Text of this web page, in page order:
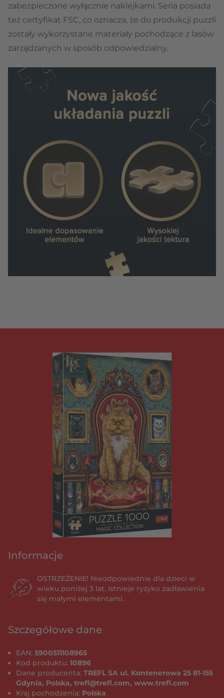
zabezpieczone wyłącznie naklejkami. Seria posiada
też certyfikat FSC, co oznacza, że do produkcji puzzli
zostały wykorzystane materiały pochodzące z lasów
zarządzanych w sposób odpowiedzialny.
Informacje
OSTRZEŻENIE! Nieodpowiednie dla dzieci w
wieku poniżej 3 lat. Istnieje ryzyko zadławienia
się małymi elementami.
Szczegółowe dane
EAN: 5900511108965
Kod produktu: 10896
Dane producenta: TREFL SA ul. Kontenerowa 25 81-155
Gdynia, Polska, trefl@trefl.com, www.trefl.com
Kraj pochodzenia: Polska